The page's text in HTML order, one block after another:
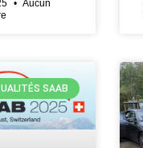
Aucun
SAAB